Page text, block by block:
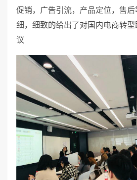
促销，广告引流，产品定位，售
细，细致的给出了对国内电商转
议